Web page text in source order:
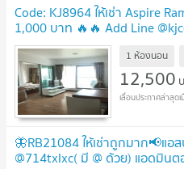
Code: KJ8964 ให้เช่า Aspire
1,000 บาท 🔥🔥 Add Line
คะ)
1 ห้องนอน
12,500
🦋RB21084 ให้เช่าถูกมาก📢แ
@714txlxc( มี @ ด้วย) แอดมินต